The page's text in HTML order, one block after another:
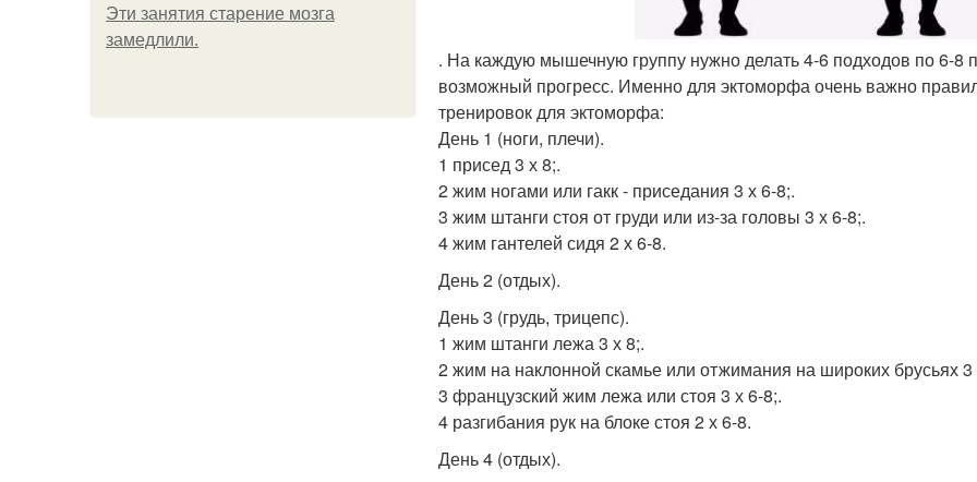
Эти занятия старение мозга
замедлили.
. На каждую мышечную группу нужно делать 4-6 подходов по 6-8
возможный прогресс. Именно для эктоморфа очень важно
тренировок для эктоморфа:
День 1 (ноги, плечи).
1 присед 3 х 8;.
2 жим ногами или гакк - приседания 3 х 6-8;.
3 жим штанги стоя от груди или из-за головы 3 х 6-8;.
4 жим гантелей сидя 2 х 6-8.
День 2 (отдых).
День 3 (грудь, трицепс).
1 жим штанги лежа 3 х 8;.
2 жим на наклонной скамье или отжимания на широких брусьях
3 французский жим лежа или стоя 3 х 6-8;.
4 разгибания рук на блоке стоя 2 х 6-8.
День 4 (отдых).